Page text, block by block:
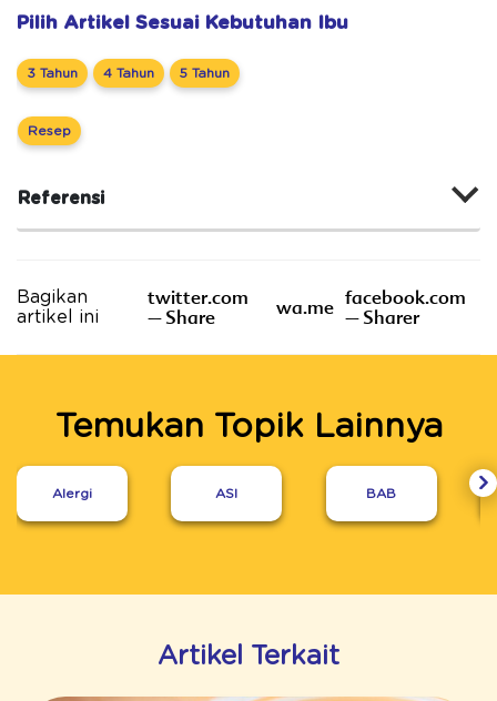
Pilih Artikel Sesuai Kebutuhan Ibu
3 Tahun 4 Tahun 5 Tahun
Resep
Referensi
Bagikan
artikel ini
twitter.com
– Share
wa.me facebook.com
– Sharer
Temukan Topik Lainnya
Alergi ASI BAB
Artikel Terkait